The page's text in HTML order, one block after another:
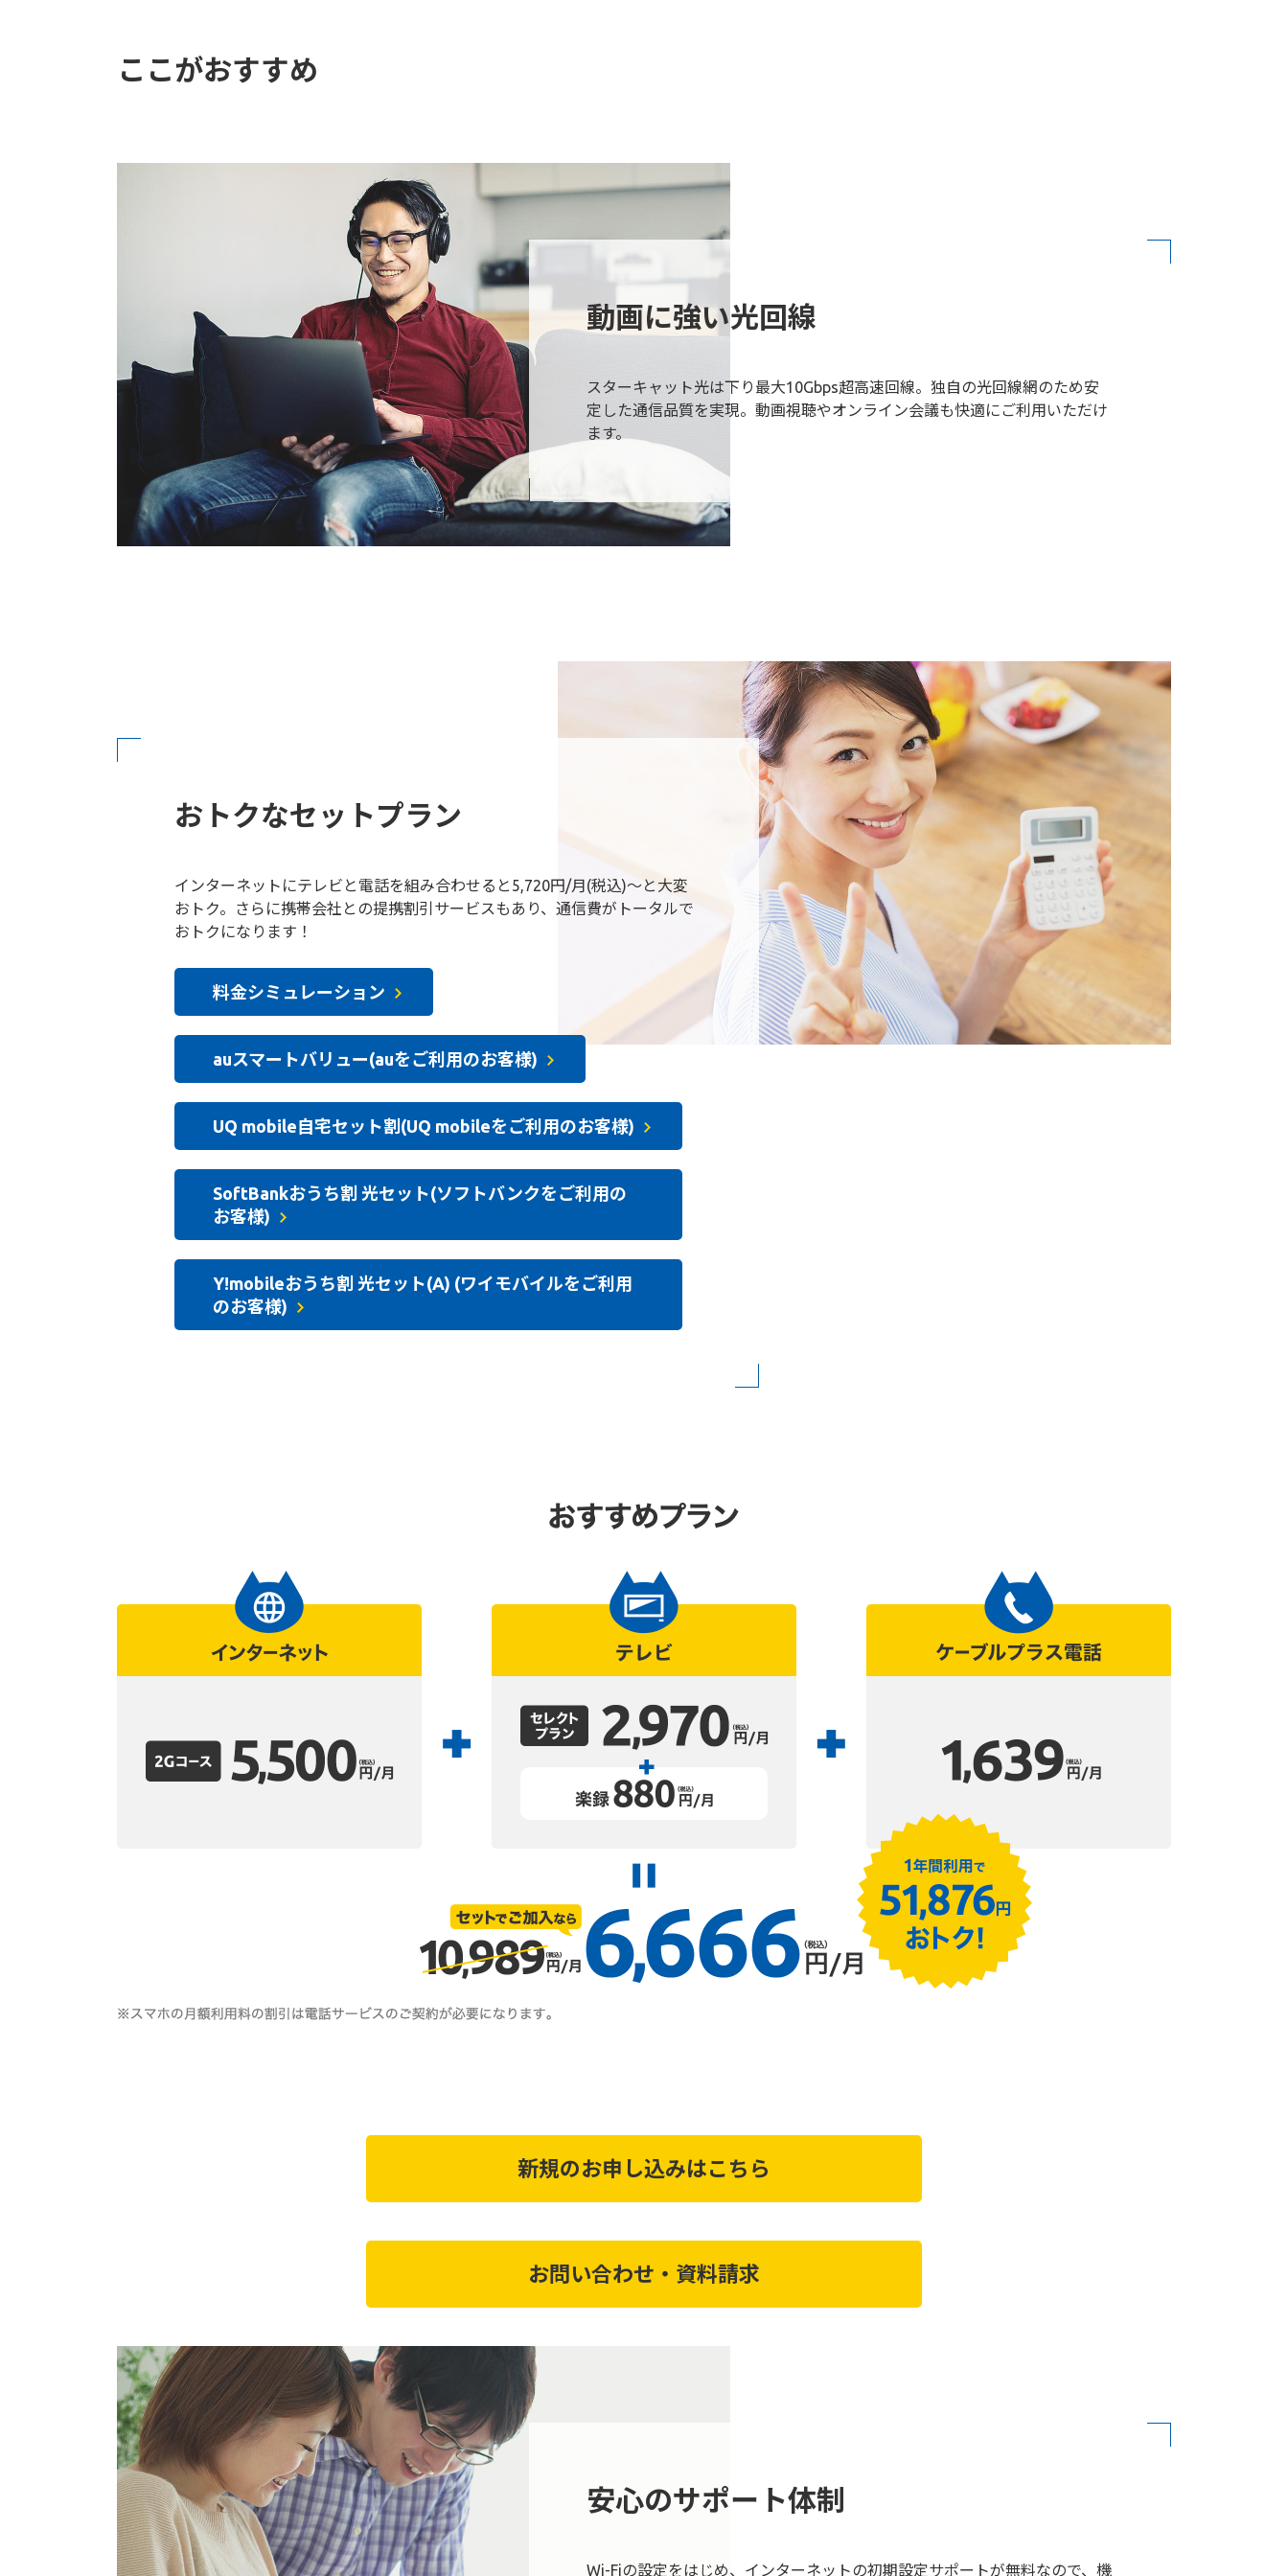
ここがおすすめ
動画に強い光回線
スターキャット光は下り最大10Gbps超高速回線。独自の光回線網のため安
定した通信品質を実現。動画視聴やオンライン会議も快適にご利用いただけ
ます。
おトクなセットプラン
インターネットにテレビと電話を組み合わせると5,720円/月(税込)～と大変
おトク。さらに携帯会社との提携割引サービスもあり、通信費がトータルで
おトクになります！
料金シミュレーション
auスマートバリュー(auをご利用のお客様)
UQ mobile自宅セット割(UQ mobileをご利用のお客様)
SoftBankおうち割 光セット(ソフトバンクをご利用の
お客様)
Y!mobileおうち割 光セット(A) (ワイモバイルをご利用
のお客様)
新規のお申し込みはこちら
お問い合わせ・資料請求
安心のサポート体制
Wi-Fiの設定をはじめ、インターネットの初期設定サポートが無料なので、機